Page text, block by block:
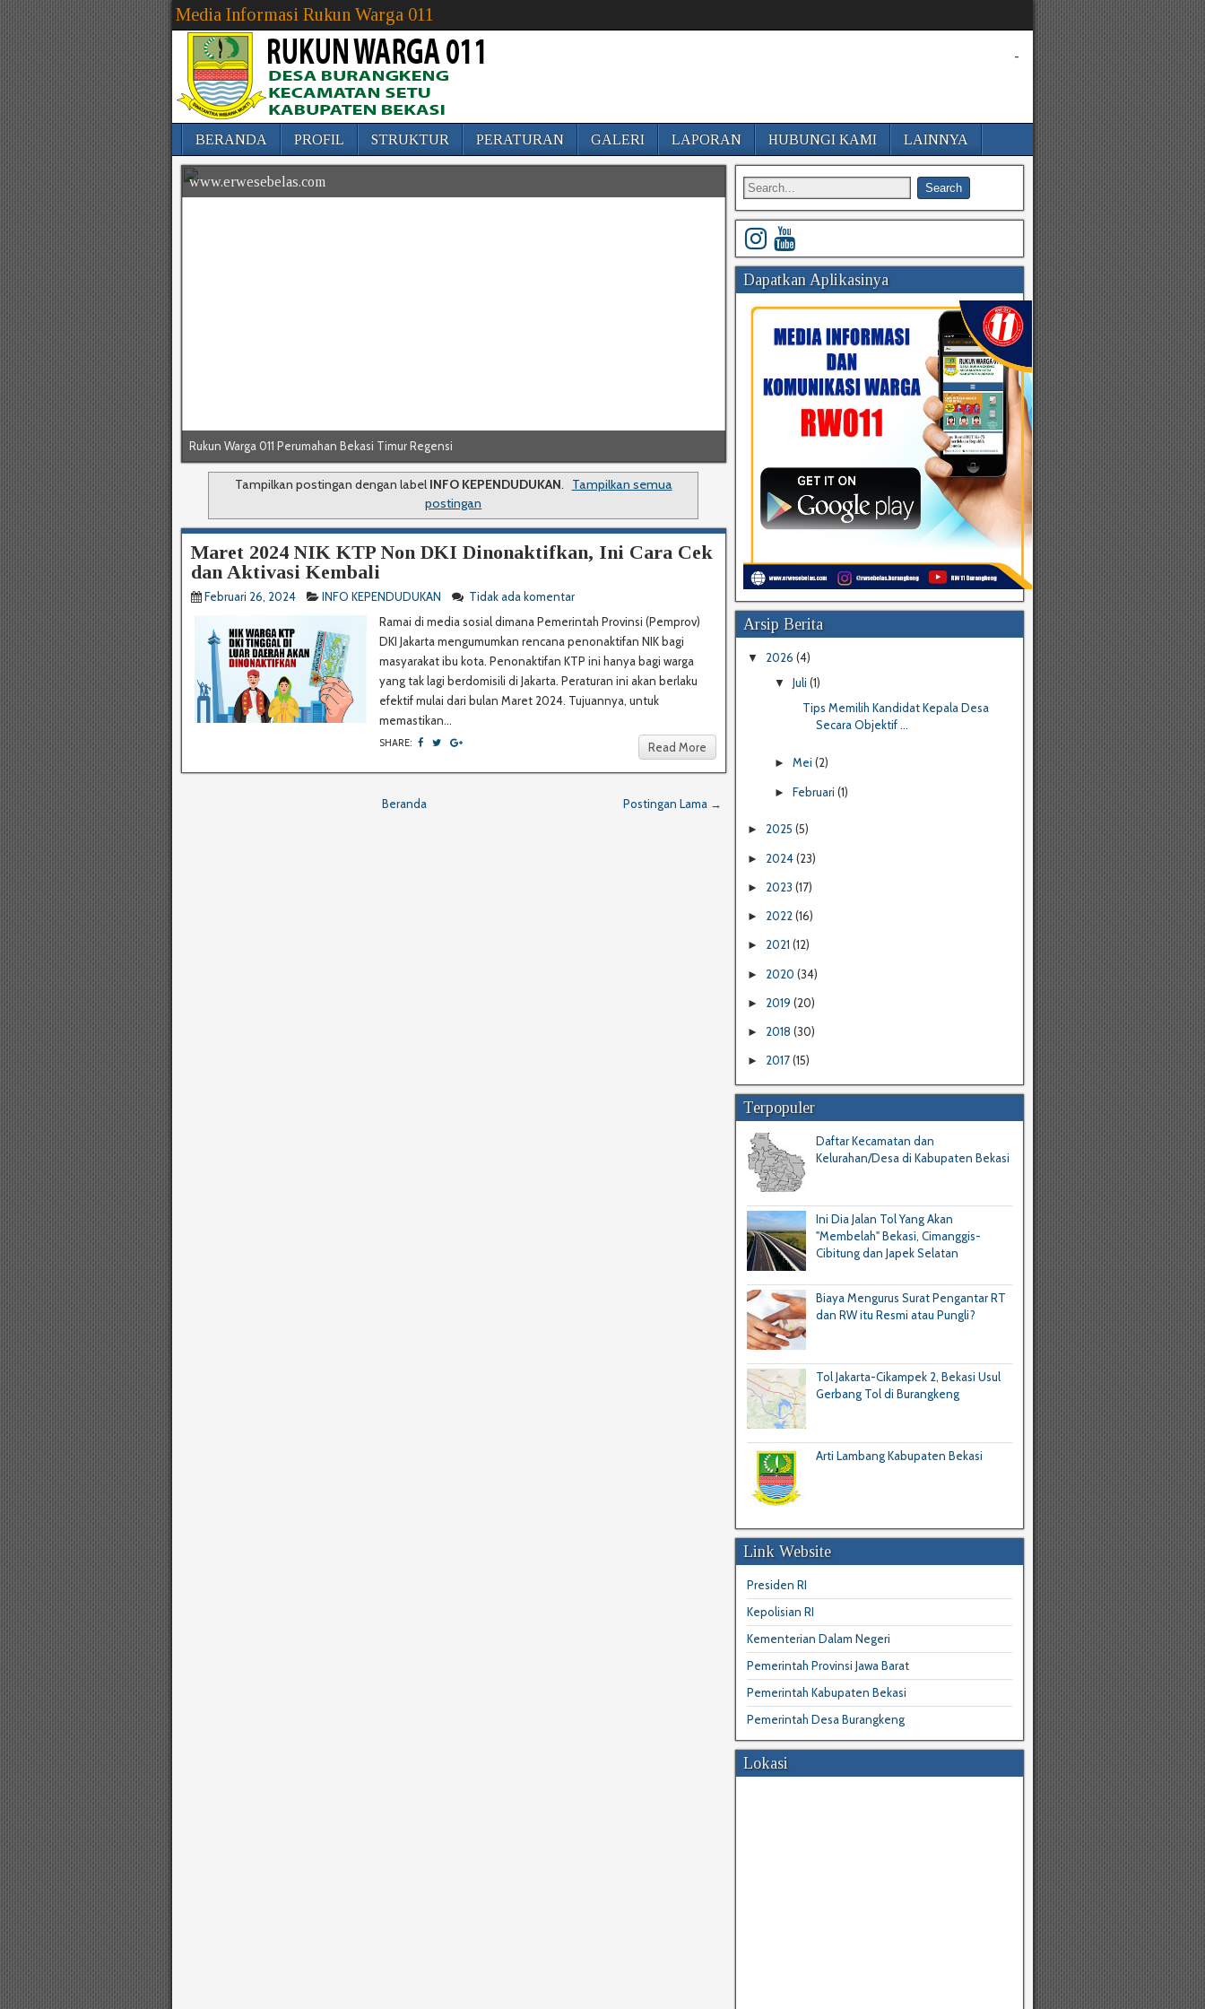
Media Informasi Rukun Warga 011
-
BERANDA PROFIL STRUKTUR PERATURAN GALERI LAPORAN HUBUNGI KAMI LAINNYA
www.erwesebelas.com
Rukun Warga 011 Perumahan Bekasi Timur Regensi
Tampilkan postingan dengan label INFO KEPENDUDUKAN.
Tampilkan semua
postingan
Maret 2024 NIK KTP Non DKI Dinonaktifkan, Ini Cara Cek
dan Aktivasi Kembali
Februari 26, 2024 INFO KEPENDUDUKAN
Tidak ada komentar
Ramai di media sosial dimana Pemerintah Provinsi (Pemprov)
DKI Jakarta mengumumkan rencana penonaktifan NIK bagi
masyarakat ibu kota. Penonaktifan KTP ini hanya bagi warga
yang tak lagi berdomisili di Jakarta. Peraturan ini akan berlaku
efektif mulai dari bulan Maret 2024. Tujuannya, untuk
memastikan...
SHARE: Read More
Postingan Lama →
Beranda
Dapatkan Aplikasinya
Arsip Berita
▼ 2026 (4)
▼ Juli(1)
Tips Memilih Kandidat Kepala Desa
Secara Objektif ...
►Mei(2)
► Februari(1)
► 2025 (5)
► 2024(23)
► 2023 (17)
► 2022 (16)
► 2021 (12)
► 2020 (34)
► 2019 (20)
► 2018 (30)
► 2017(15)
Terpopuler
Daftar Kecamatan dan
Kelurahan/Desa di Kabupaten Bekasi
Ini Dia Jalan Tol Yang Akan
"Membelah" Bekasi, Cimanggis-
Cibitung dan Japek Selatan
Biaya Mengurus Surat Pengantar RT
dan RW itu Resmi atau Pungli?
Tol Jakarta-Cikampek 2, Bekasi Usul
Gerbang Tol di Burangkeng
Arti Lambang Kabupaten Bekasi
Link Website
Presiden RI
Kepolisian RI
Kementerian Dalam Negeri
Pemerintah Provinsi Jawa Barat
Pemerintah Kabupaten Bekasi
Pemerintah Desa Burangkeng
Lokasi